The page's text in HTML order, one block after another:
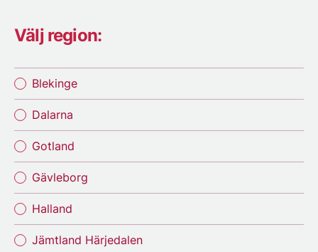
Välj region:
Blekinge
Dalarna
Gotland
Gävleborg
Halland
Jämtland Härjedalen